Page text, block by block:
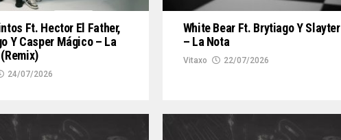
Ft. Hector El Father,
Y Casper Mágico – La
24/07/2026
White Bear Ft. Brytiago Y Slayter
– La Nota
Vitaxo 22/07/2026